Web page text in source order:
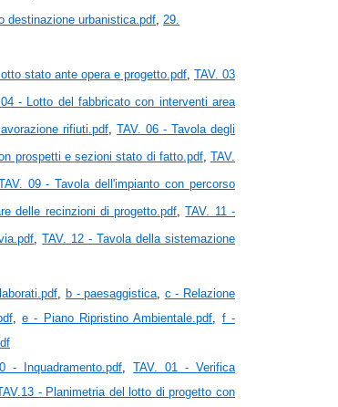
destinazione urbanistica.pdf, 29.
stato ante opera e progetto.pdf, TAV. 03
- Lotto del fabbricato con interventi area
rifiuti.pdf, TAV. 06 - Tavola degli
prospetti e sezioni stato di fatto.pdf,TAV.
09 - Tavola dell'impianto con percorso
delle recinzioni di progetto.pdf,TAV. 11 -
,TAV. 12 - Tavola della sistemazione
, b - paesaggistica, c - Relazione
, e - Piano Ripristino Ambientale.pdf, f -
- Inquadramento.pdf,TAV. 01 - Verifica
- Planimetria del lotto di progetto con